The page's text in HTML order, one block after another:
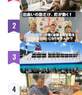
2
3
4